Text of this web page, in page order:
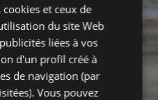
GERMAN
FRENCH
et ceux de
du site Web
liées à vos
d'un profil créé à
de navigation (par
Vous pouvez